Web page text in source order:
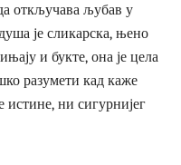
откључава љубав у
је сликарска, њено
и букте, она је цела
разумети кад каже
истине, ни сигурнијег